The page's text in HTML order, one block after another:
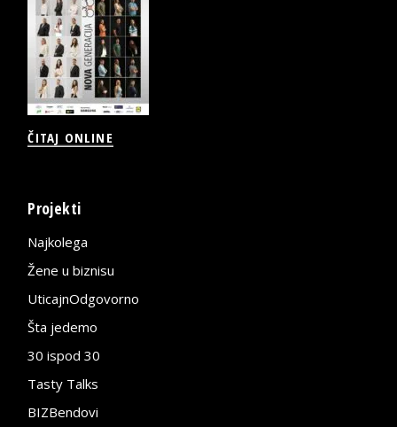
ČITAJ ONLINE
Projekti
Najkolega
Žene u biznisu
UticajnOdgovorno
Šta jedemo
30 ispod 30
Tasty Talks
BIZBendovi